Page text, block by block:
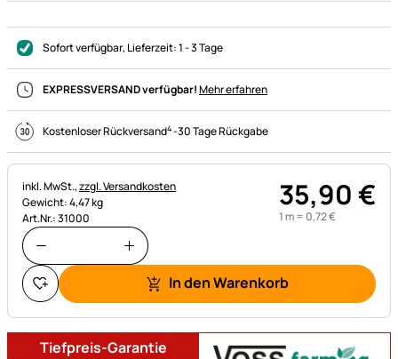
Sofort verfügbar, Lieferzeit:1 - 3 Tage
EXPRESSVERSAND verfügbar!Mehr erfahren
Kostenloser Rückversand4-30 Tage Rückgabe
Steuerhinweis:
inkl. MwSt.,zzgl. Versandkosten
Gewicht: 4,47 kg
Art.Nr.: 31000
35,90€
1 m = 0,72€
In den Warenkorb
Tiefpreis-Garantie